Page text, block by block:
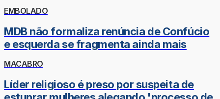
EMBOLADO
MDB não formaliza renúncia de Confúcio
e esquerda se fragmenta ainda mais
MACABRO
Líder religioso é preso por suspeita de